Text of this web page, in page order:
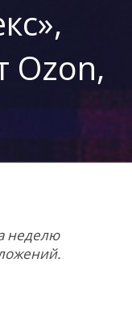
Ozon,
неделю